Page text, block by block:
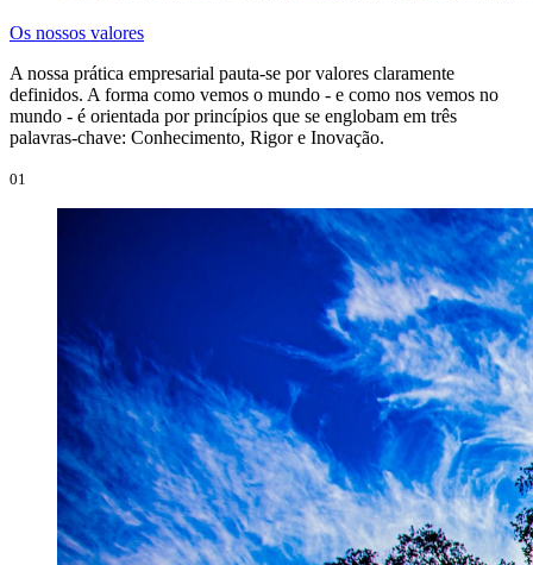
Os nossos valores
A nossa prática empresarial pauta-se por valores claramente
definidos. A forma como vemos o mundo - e como nos vemos no
mundo - é orientada por princípios que se englobam em três
palavras-chave: Conhecimento, Rigor e Inovação.
01